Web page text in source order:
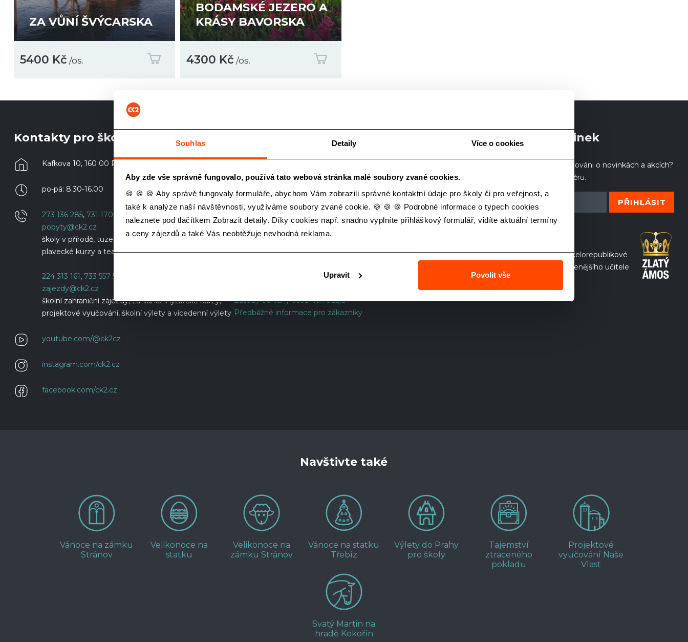
Souhlas Detaily Více o cookies
Aby zde vše správně fungovalo, používá tato webová stránka malé soubory zvané cookies.
🍪 🍪 🍪 Aby správě fungovaly formuláře, abychom Vám zobrazili správné kontaktní údaje pro školy či pro veřejnost, a
také k analýze naší návštěvnosti, využíváme soubory zvané cookie. 🍪 🍪 🍪 Podrobné informace o typech cookies
naleznete pod tlačítkem Zobrazit detaily. Díky cookies např. snadno vyplníte přihláškový formulář, vidíte aktuální termíny
a ceny zájezdů a také Vás neobtěžuje nevhodná reklama.
Upravit Povolit vše
ZA VŮNÍ ŠVÝCARSKA
5400 Kč /os.
BODAMSKÉ JEZERO A
KRÁSY BAVORSKA
4300 Kč /os.
Kontakty pro školy
Kafkova 10, 160 00 Praha 6
po-pá: 8.30-16.00
273 136 285, 731 170 029
pobyty@ck2.cz
školy v přírodě, tuzemské lyžařské kurzy,
plavecké kurzy a teambuildingy
224 313 161, 733 557 579
zajezdy@ck2.cz
školní zahraniční zájezdy, zahraniční lyžařské kurzy,
projektové vyučování, školní výlety a vícedenní výlety
youtube.com/@ck2cz
instagram.com/ck2.cz
facebook.com/ck2.cz
Důležité informace a odkazy
Cestovní pojištění
Pojištění CK a certifikáty
Zlatý Ámos
O letenkách
Všeobecné smluvní podmínky CK2
pro jednotlivce a rodiny
Všeobecné smluvní podmínky CK2
Všeobecné smluvní podmínky CK2
Zásady ochrany osobních údajů
Předběžné informace pro zákazníky
Zahraniční zájezdy
Výlety a exkurze
Lyžařské kurzy
Nabídka pro veřejnost
Odběr novinek
Chcete být informováni o novinkách a akcích?
Přihlaste se k odběru.
Jsme partnerem celorepublikové
soutěže o nejoblíbenějšího učitele
ZLATÝ ÁMOS
Navštivte také
Vánoce na zámku
Stránov
Velikonoce na
statku
Velikonoce na
zámku Stránov
Vánoce na statku
Třebíz
Výlety do Prahy
pro školy
Tajemství
ztraceného
pokladu
Projektové
vyučování Naše
Vlast
Svatý Martin na
hradě Kokořín